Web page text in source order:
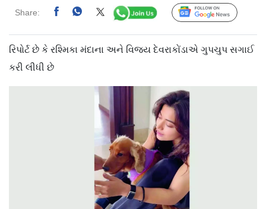
Share: Follow Us
રિપોર્ટ છે કે રશ્મિકા મંદાના અને વિજય દેવરાકોંડાએ ગુપચુપ સગાઈ
કરી લીધી છે